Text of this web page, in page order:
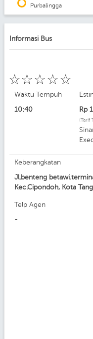
Purbalingga
Informasi Bus
☆
☆
☆
☆
☆
Waktu Tempuh
10:40
Rp
(Tarif
Keberangkatan
Jl.benteng
Kec.Cipondoh, Kota
Telp Agen
-